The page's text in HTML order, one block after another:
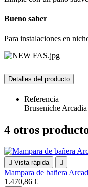
Bueno saber
Para instalaciones en
Detalles del producto
Referencia
Bruseniche Arcadia
4 otros
 Vista rápida 
Mampara de bañera
1.470,86 €